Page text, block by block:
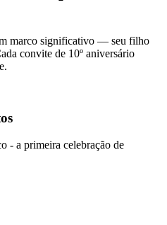
marco significativo — seu filho
convite de 10º aniversário
- a primeira celebração de